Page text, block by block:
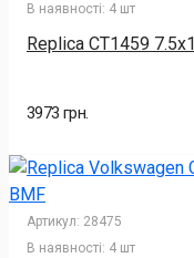
В наявності: 4 шт
Replica CT1459
3973 грн.
Артикул: 28475
В наявності: 4 шт